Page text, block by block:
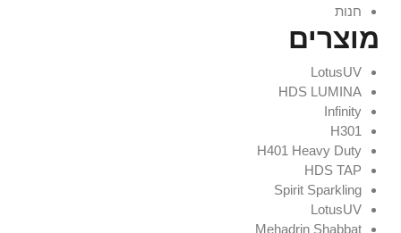
חנות
מוצרים
LotusUV
HDS LUMINA
Infinity
H301
H401 Heavy Duty
HDS TAP
Spirit Sparkling
LotusUV
Mehadrin Shabbat